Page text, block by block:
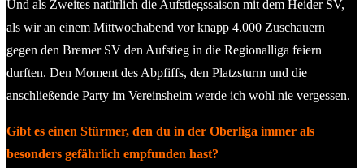
Und als Zweites natürlich die Aufstiegssaison mit dem Heider SV,
als wir an einem Mittwochabend vor knapp 4.000 Zuschauern
gegen den Bremer SV den Aufstieg in die Regionalliga feiern
durften. Den Moment des Abpfiffs, den Platzsturm und die
anschließende Party im Vereinsheim werde ich wohl nie vergessen.
Gibt es einen Stürmer, den du in der Oberliga immer als
besonders gefährlich empfunden hast?